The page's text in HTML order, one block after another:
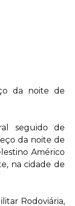
da noite de
seguido de
da noite de
Américo
na cidade de
Rodoviária,